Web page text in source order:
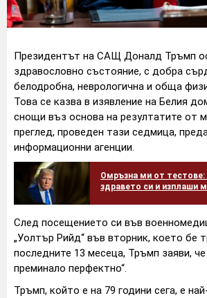
Президентът на САЩ Доналд Тръмп
здравословно състояние, с добра
белодробна, неврологична и обща
Това се казва в изявление на Белия
снощи въз основа на резултатите от
преглед, проведен тази седмица,
информационни агенции.
Омръзна ми от тестове:
здравето си и изплаши
След посещението си във
„Уолтър Рийд“ във вторник, което бе
последните 13 месеца, Тръмп заяви, че
преминало перфектно“.
Тръмп, който е на 79 години сега, е